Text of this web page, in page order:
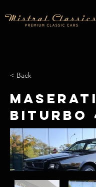
< Back
Maserati
Biturbo